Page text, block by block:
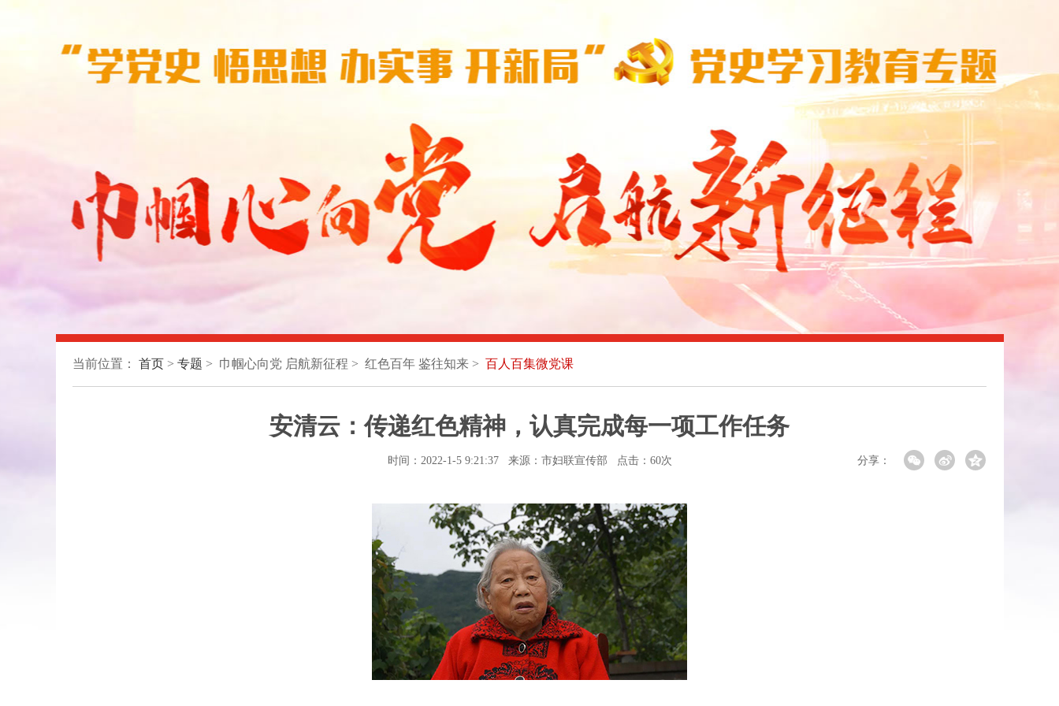
当前位置： 首页 > 专题 > 巾帼心向党 启航新征程 > 红色百年 鉴往知来 > 百人百集微党课
安清云：传递红色精神，认真完成每一项工作任务
时间：2022-1-5 9:21:37 来源：市妇联宣传部 点击： 60次 分享：